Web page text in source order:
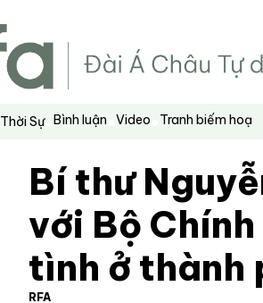
Thời Sự Bình luận Video Tranh biếm hoạ
Bí thư
với Bộ
tình ở thành
RFA